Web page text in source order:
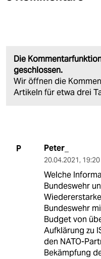
Die
geschlossen.
Wir öffnen die
Artikeln für etwa drei
P Peter_
20.04.2021,
Welche
Bundeswehr
Bundeswehr
Budget von
Aufklärung zu
den NATO-
Bekämpfung